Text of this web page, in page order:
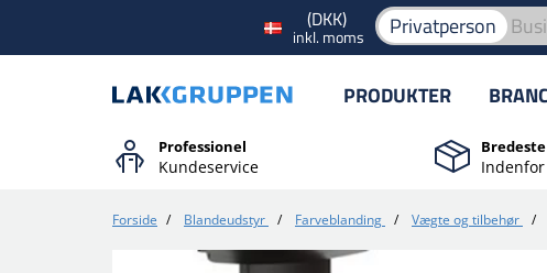
(DKK)
inkl. moms Privatperson
PRODUKTER
Professionel
Kundeservice
Forside / Blandeudstyr / Farveblanding / Vægte og tilbehør /